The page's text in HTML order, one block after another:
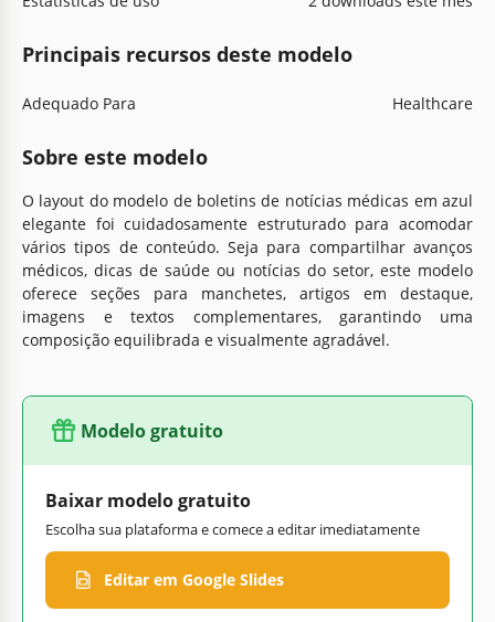
Principais recursos deste modelo
Adequado Para Healthcare
Sobre este modelo
O layout do modelo de boletins de notícias médicas em azul
elegante foi cuidadosamente estruturado para acomodar
vários tipos de conteúdo. Seja para compartilhar avanços
médicos, dicas de saúde ou notícias do setor, este modelo
oferece seções para manchetes, artigos em destaque,
imagens e textos complementares, garantindo uma
composição equilibrada e visualmente agradável.
Modelo gratuito
Baixar modelo gratuito
Escolha sua plataforma e comece a editar imediatamente
Editar em Google Slides